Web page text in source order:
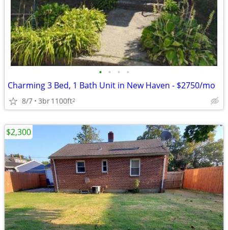
• • • •
Charming 3 Bed, 1 Bath Unit in New Haven - $2750/mo
8/7 3br1100ft2
$2,300